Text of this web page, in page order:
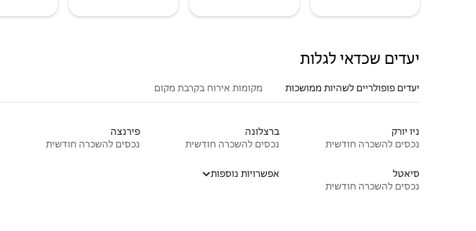
יעדים שכדאי לגלות
יעדים פופולריים לשהיות ממושכות מקומות אירוח בקרבת מקום
ניו יורק
נכסים להשכרה חודשית
ברצלונה
נכסים להשכרה חודשית
פירנצה
נכסים להשכרה חודשית
סיאטל
נכסים להשכרה חודשית
אפשרויות נוספות